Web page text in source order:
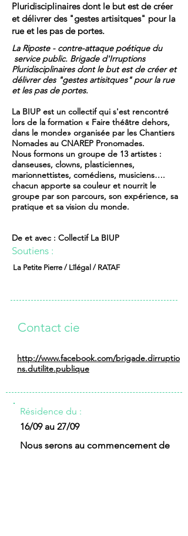
Pluridisciplinaires dont le but est de créer
et délivrer des "gestes artisitques" pour la
rue et les pas de portes.
La Riposte - contre-attaque poétique du
service public. Brigade d'Irruptions
Pluridisciplinaires dont le but est de créer et
délivrer des "gestes artisitques" pour la rue
et les pas de portes.
La BIUP est un collectif qui s'est rencontré
lors de la formation « Faire théâtre dehors,
dans le monde» organisée par les Chantiers
Nomades au CNAREP Pronomades.
Nous formons un groupe de 13 artistes :
danseuses, clowns, plasticiennes,
marionnettistes, comédiens, musiciens….
chacun apporte sa couleur et nourrit le
groupe par son parcours, son expérience, sa
pratique et sa vision du monde.
De et avec : Collectif La BIUP
Soutiens :
La Petite Pierre / Lîlégal / RATAF
Contact cie
http://www.facebook.com/brigade.dirruptio
ns.dutilite.publique
Résidence du :
16/09 au 27/09
Nous serons au commencement de